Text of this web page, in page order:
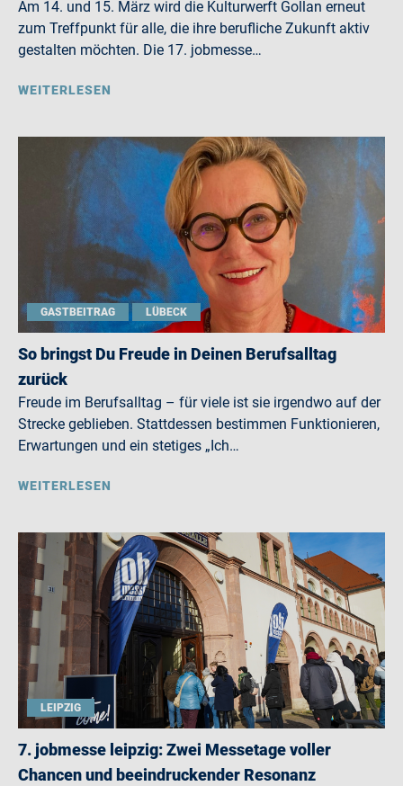
Am 14. und 15. März wird die Kulturwerft Gollan erneut
zum Treffpunkt für alle, die ihre berufliche Zukunft aktiv
gestalten möchten. Die 17. jobmesse…
WEITERLESEN
GASTBEITRAG LÜBECK
So bringst Du Freude in Deinen Berufsalltag
zurück
Freude im Berufsalltag – für viele ist sie irgendwo auf der
Strecke geblieben. Stattdessen bestimmen Funktionieren,
Erwartungen und ein stetiges „Ich…
WEITERLESEN
LEIPZIG
7. jobmesse leipzig: Zwei Messetage voller
Chancen und beeindruckender Resonanz